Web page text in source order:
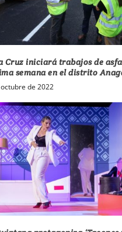
Cruz iniciará trabajos de
semana en el distrito
de 2022